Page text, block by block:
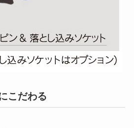
こだわる